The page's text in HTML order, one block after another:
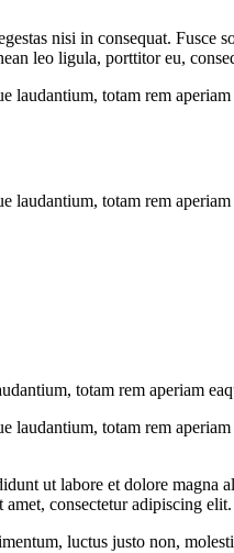
nisi in consequat.
leo ligula, porttitor eu,
totam rem
totam rem
totam rem aperiam
totam rem
ut labore et dolore
consectetur adipiscing elit.
luctus justo non,